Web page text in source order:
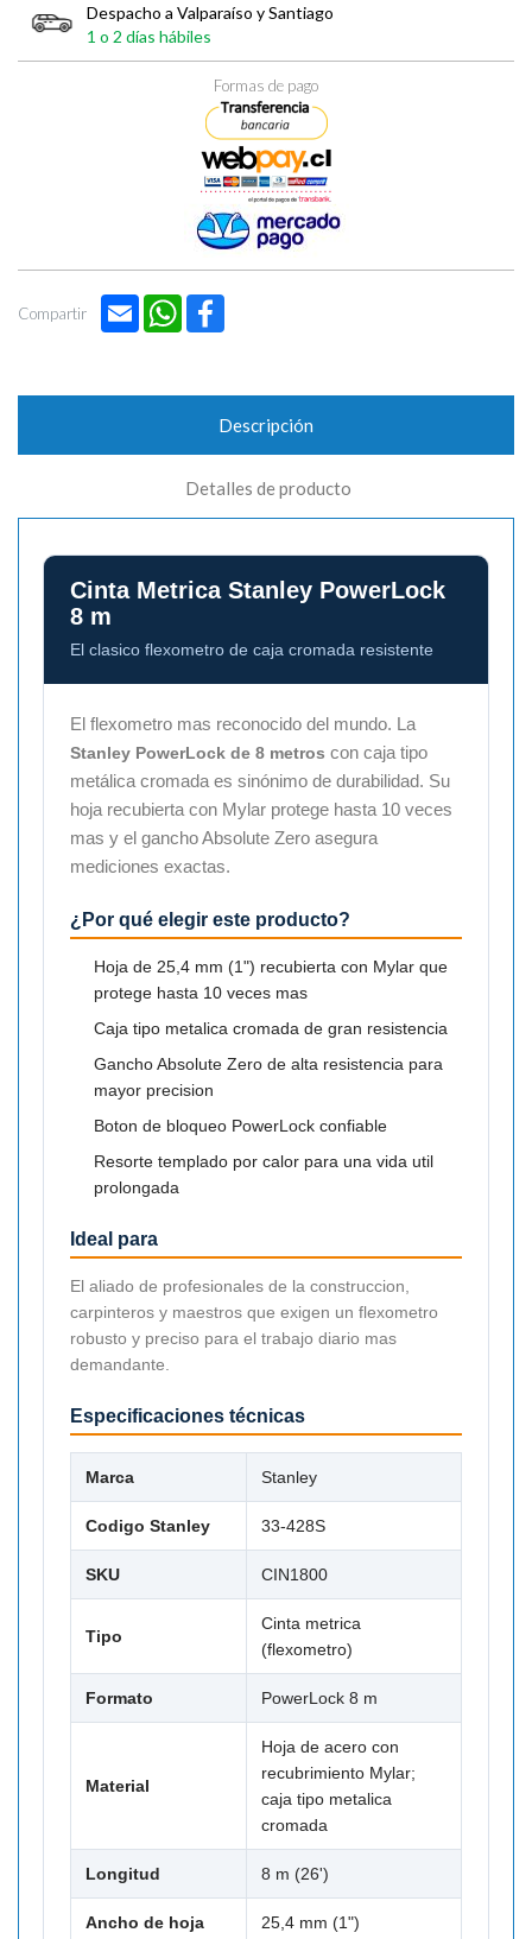
Despacho a Valparaíso y Santiago
1 o 2 días hábiles
Formas de pago
Compartir Email WhatsApp
Descripción
Detalles de producto
Cinta Metrica Stanley PowerLock
8 m
El clasico flexometro de caja cromada resistente
El flexometro mas reconocido del mundo. La
Stanley PowerLock de 8 metros con caja tipo
metálica cromada es sinónimo de durabilidad. Su
hoja recubierta con Mylar protege hasta 10 veces
mas y el gancho Absolute Zero asegura
mediciones exactas.
¿Por qué elegir este producto?
Hoja de 25,4 mm (1") recubierta con Mylar que
protege hasta 10 veces mas
Caja tipo metalica cromada de gran resistencia
Gancho Absolute Zero de alta resistencia para
mayor precision
Boton de bloqueo PowerLock confiable
Resorte templado por calor para una vida util
prolongada
Ideal para
El aliado de profesionales de la construccion,
carpinteros y maestros que exigen un flexometro
robusto y preciso para el trabajo diario mas
demandante.
Especificaciones técnicas
Marca Stanley
Codigo Stanley 33-428S
SKU CIN1800
Tipo
Cinta metrica
(flexometro)
Formato PowerLock 8 m
Material
Hoja de acero con
recubrimiento Mylar;
caja tipo metalica
cromada
Longitud 8 m (26')
Ancho de hoja 25,4 mm (1")